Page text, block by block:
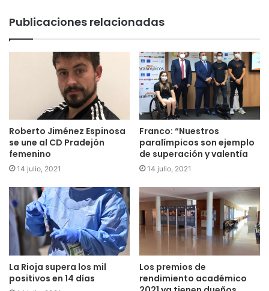
Publicaciones relacionadas
Roberto Jiménez Espinosa
se une al CD Pradejón
femenino
14 julio, 2021
Franco: “Nuestros
paralímpicos son ejemplo
de superación y valentía
14 julio, 2021
La Rioja supera los mil
positivos en 14 días
Los premios de
rendimiento académico